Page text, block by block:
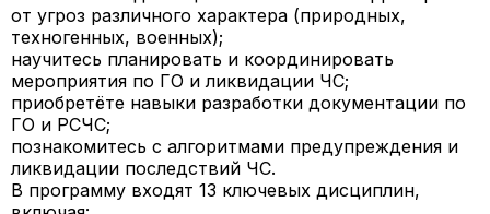
от угроз различного характера (природных,
техногенных, военных);
научитесь планировать и координировать
мероприятия по ГО и ликвидации ЧС;
приобретёте навыки разработки документации по
ГО и РСЧС;
познакомитесь с алгоритмами предупреждения и
ликвидации последствий ЧС.
В программу входят 13 ключевых дисциплин,